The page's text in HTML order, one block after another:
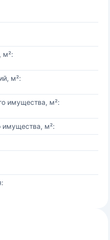
м²:
м²:
имущества, м²:
м²: